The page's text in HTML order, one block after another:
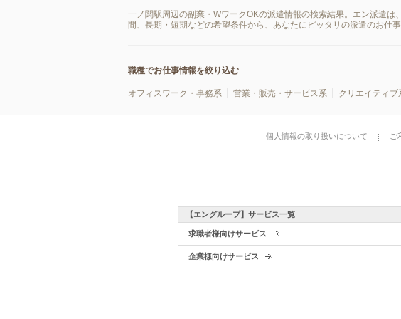
一ノ関駅周辺の副業・WワークOKの派遣情報の検索結果。エン派遣
間、長期・短期などの希望条件から、あなたにピッタリの派遣のお仕事
職種でお仕事情報を絞り込む
オフィスワーク・事務系 営業・販売・サービス系 クリエイティブ
個人情報の取り扱いについて ご
【エングループ】サービス一覧
求職者様向けサービス
企業様向けサービス